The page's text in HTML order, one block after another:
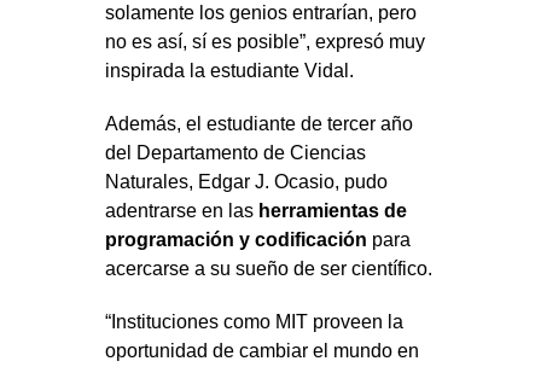
solamente los genios entrarían, pero
no es así, sí es posible”, expresó muy
inspirada la estudiante Vidal.
Además, el estudiante de tercer año
del Departamento de Ciencias
Naturales, Edgar J. Ocasio, pudo
adentrarse en las herramientas de
programación y codificación para
acercarse a su sueño de ser científico.
“Instituciones como MIT proveen la
oportunidad de cambiar el mundo en